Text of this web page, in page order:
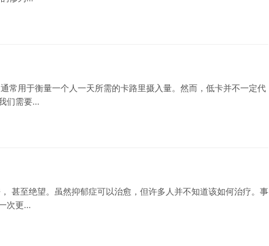
常用于衡量一个人一天所需的卡路里摄入量。然而，低卡并不一定代
们需要…
甚至绝望。虽然抑郁症可以治愈，但许多人并不知道该如何治疗。事
次更…